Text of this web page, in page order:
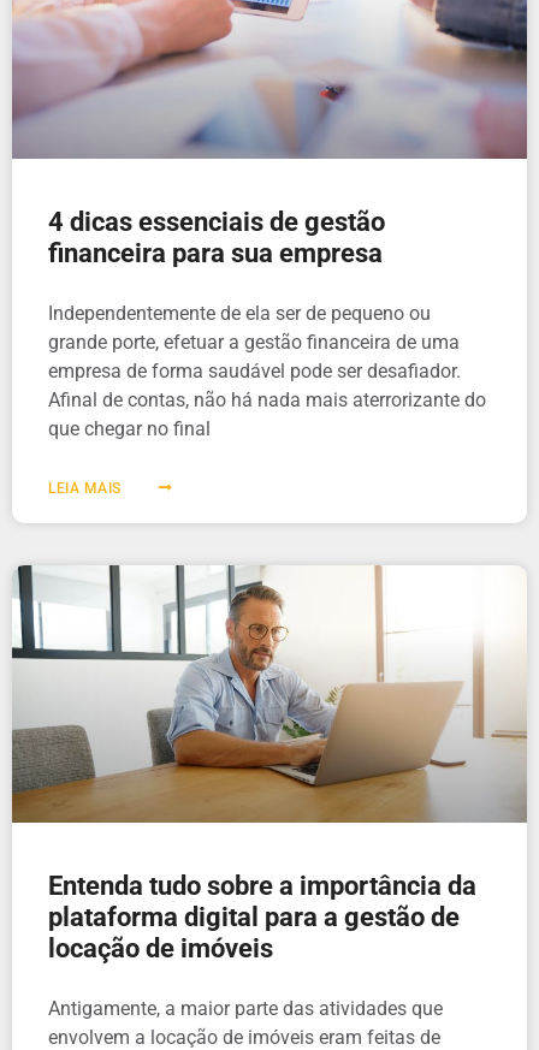
4 dicas essenciais de gestão
financeira para sua empresa
Independentemente de ela ser de pequeno ou
grande porte, efetuar a gestão financeira de uma
empresa de forma saudável pode ser desafiador.
Afinal de contas, não há nada mais aterrorizante do
que chegar no final
LEIA MAIS
Entenda tudo sobre a importância da
plataforma digital para a gestão de
locação de imóveis
Antigamente, a maior parte das atividades que
envolvem a locação de imóveis eram feitas de